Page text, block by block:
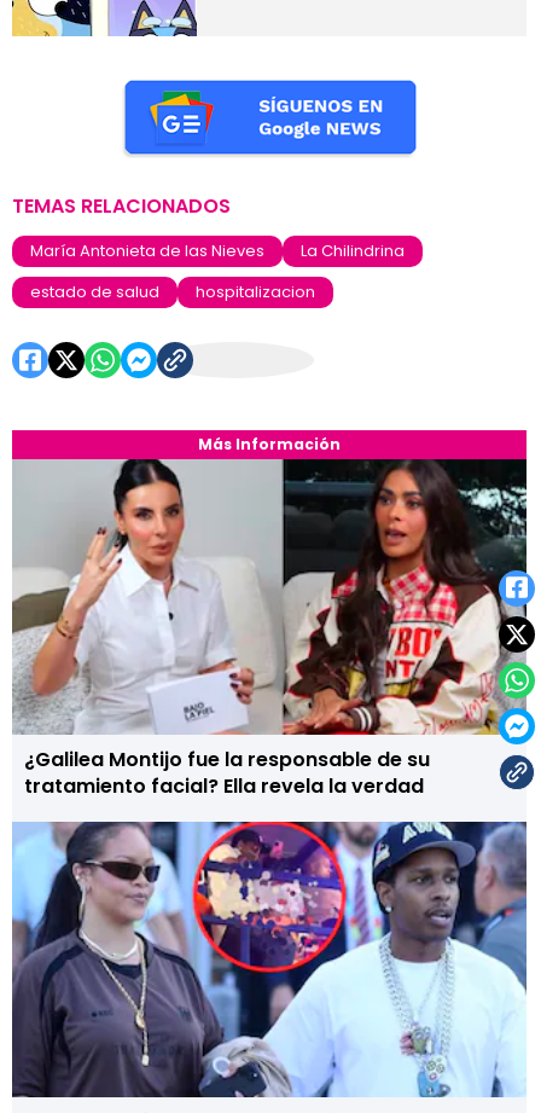
Más Información
¿Galilea Montijo fue la responsable de su
tratamiento facial? Ella revela la verdad
TEMAS RELACIONADOS
María Antonieta de las Nieves
La Chilindrina
estado de salud
hospitalizacion